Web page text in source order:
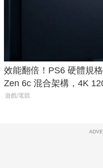
效能翻倍！PS6 硬體規
Zen 6c 混合架構，4K
遊戲/電競